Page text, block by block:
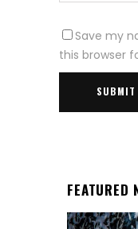
Save my
this browser
FEATURED